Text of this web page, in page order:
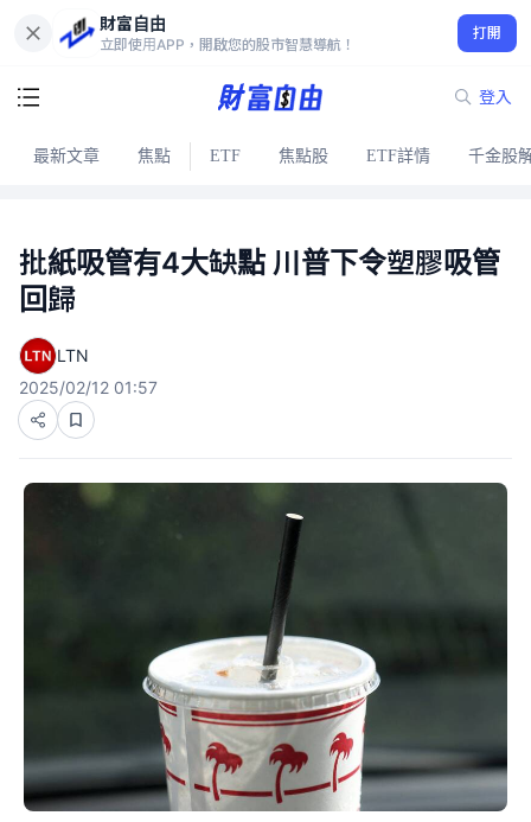
財富自由
立即使用APP，開啟您的股市智慧導航！
打開
登入
最新文章 焦點 ETF 焦點股 ETF詳情 千金股
批紙吸管有4大缺點 川普下令塑膠吸管
回歸
LTN
2025/02/12 01:57